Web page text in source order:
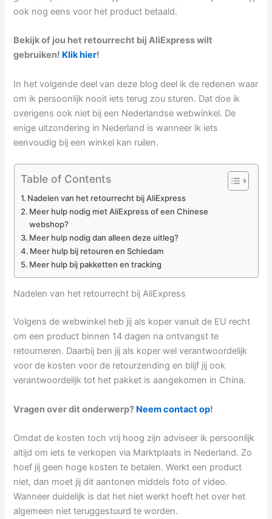
ook nog eens voor het product betaald.
Bekijk of jou het retourrecht bij AliExpress wilt
gebruiken! Klik hier!
In het volgende deel van deze blog deel ik de redenen waar
om ik persoonlijk nooit iets terug zou sturen. Dat doe ik
overigens ook niet bij een Nederlandse webwinkel. De
enige uitzondering in Nederland is wanneer ik iets
eenvoudig bij een winkel kan ruilen.
Table of Contents
Nadelen van het retourrecht bij AliExpress
Meer hulp nodig met AliExpress of een Chinese
webshop?
Meer hulp nodig dan alleen deze uitleg?
Meer hulp bij retouren en Schiedam
Meer hulp bij pakketten en tracking
Nadelen van het retourrecht bij AliExpress
Volgens de webwinkel heb jij als koper vanuit de EU recht
om een product binnen 14 dagen na ontvangst te
retourneren. Daarbij ben jij als koper wel verantwoordelijk
voor de kosten voor de retourzending en blijf jij ook
verantwoordelijk tot het pakket is aangekomen in China.
Vragen over dit onderwerp? Neem contact op!
Omdat de kosten toch vrij hoog zijn adviseer ik persoonlijk
altijd om iets te verkopen via Marktplaats in Nederland. Zo
hoef jij geen hoge kosten te betalen. Werkt een product
niet, dan moet jij dit aantonen middels foto of video.
Wanneer duidelijk is dat het niet werkt hoeft het over het
algemeen niet teruggestuurd te worden.